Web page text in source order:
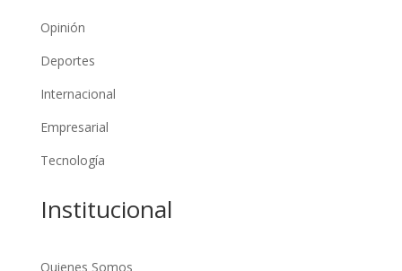
Opinión
Deportes
Internacional
Empresarial
Tecnología
Institucional
Quienes Somos